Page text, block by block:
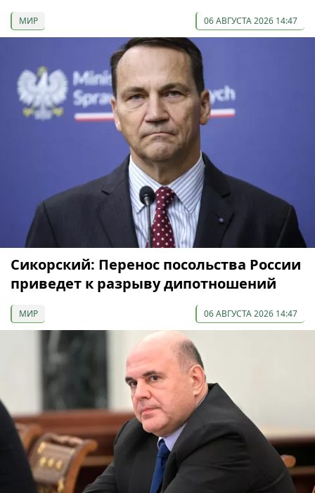
МИР 06 АВГУСТА 2026 14:47
Сикорский: Перенос посольства России
приведет к разрыву дипотношений
МИР 06 АВГУСТА 2026 14:47